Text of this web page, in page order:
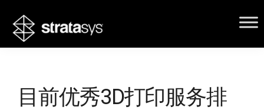
目前优秀3D打印服务排